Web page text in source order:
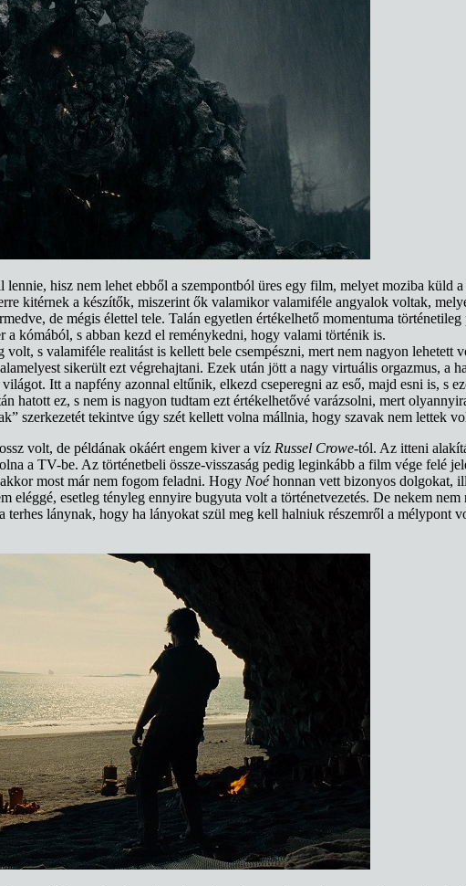
hisz nem lehet ebből a szempontból üres egy film, melyet moziba
kitérnek a készítők, miszerint ők valamikor valamiféle angyalok voltak,
de mégis élettel tele. Talán egyetlen értékelhető momentuma
a kómából, s abban kezd el reménykedni, hogy valami történik is.
volt, s valamiféle realitást is kellett bele csempészni, mert nem nagyon
sikerült ezt végrehajtani. Ezek után jött a nagy virtuális orgazmus, a
Itt a napfény azonnal eltűnik, elkezd cseperegni az eső, majd esni is, s
hatott ez, s nem is nagyon tudtam ezt értékelhetővé varázsolni, mert
szerkezetét tekintve úgy szét kellett volna mállnia, hogy szavak nem lettek
volt, de példának okáért engem kiver a víz Russel Crowe-tól. Az itteni
a TV-be. Az történetbeli össze-visszaság pedig leginkább a film vége felé
most már nem fogom feladni. Hogy Noéhonnan vett bizonyos dolgokat,
eléggé, esetleg tényleg ennyire bugyuta volt a történetvezetés. De nekem
lánynak, hogy ha lányokat szül meg kell halniuk részemről a